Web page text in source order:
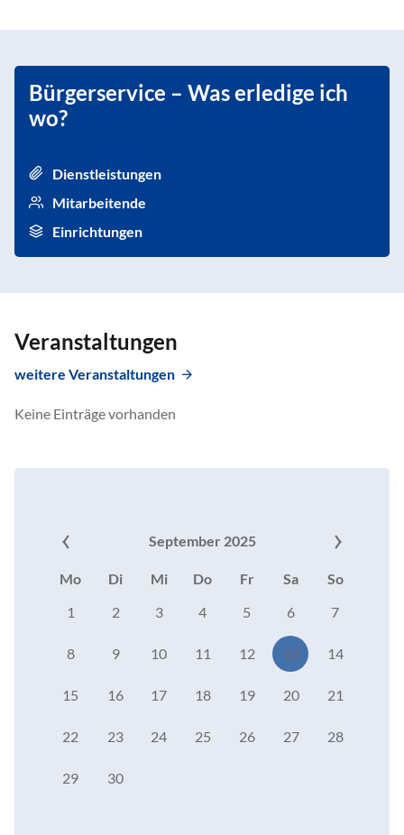
Bürgerservice – Was erledige ich
wo?
Dienstleistungen
Mitarbeitende
Einrichtungen
Veranstaltungen
weitere Veranstaltungen
Keine Einträge vorhanden
September 2025
Mo Di Mi Do Fr Sa
So
1
2 3 4 5 6 7
8 9 10 11 12 13 14
15 16 17 18 19 20 21
22 23 24 25 26 27 28
29 30